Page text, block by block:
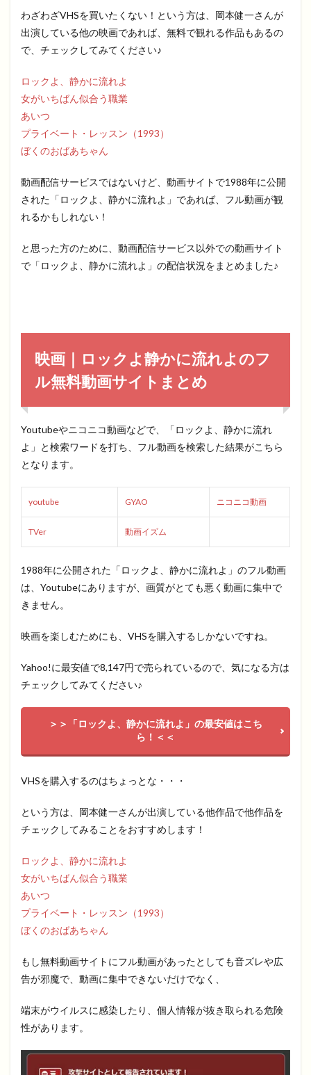
わざわざVHSを買いたくない！という方は、岡本健一さんが
出演している他の映画であれば、無料で観れる作品もあるの
で、チェックしてみてください♪
ロックよ、静かに流れよ
女がいちばん似合う職業
あいつ
プライベート・レッスン（1993）
ぼくのおばあちゃん
動画配信サービスではないけど、動画サイトで1988年に公開
された「ロックよ、静かに流れよ」であれば、フル動画が観
れるかもしれない！
と思った方のために、動画配信サービス以外での動画サイト
で「ロックよ、静かに流れよ」の配信状況をまとめました♪
映画｜ロックよ静かに流れよのフ
ル無料動画サイトまとめ
Youtubeやニコニコ動画などで、「ロックよ、静かに流れ
よ」と検索ワードを打ち、フル動画を検索した結果がこちら
となります。
youtube GYAO ニコニコ動画
TVer 動画イズム
1988年に公開された「ロックよ、静かに流れよ」のフル動画
は、Youtubeにありますが、画質がとても悪く動画に集中で
きません。
映画を楽しむためにも、VHSを購入するしかないですね。
Yahoo!に最安値で8,147円で売られているので、気になる方は
チェックしてみてください♪
＞＞「ロックよ、静かに流れよ」の最安値はこち
ら！＜＜
VHSを購入するのはちょっとな・・・
という方は、岡本健一さんが出演している他作品で他作品を
チェックしてみることをおすすめします！
ロックよ、静かに流れよ
女がいちばん似合う職業
あいつ
プライベート・レッスン（1993）
ぼくのおばあちゃん
もし無料動画サイトにフル動画があったとしても音ズレや広
告が邪魔で、動画に集中できないだけでなく、
端末がウイルスに感染したり、個人情報が抜き取られる危険
性があります。